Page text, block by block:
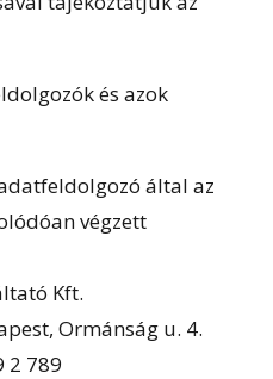
és azok
által az
végzett
Kft.
Ormánság u. 4.
2 789